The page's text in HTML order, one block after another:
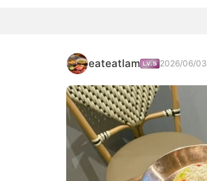
eateatlam 2026/06/03